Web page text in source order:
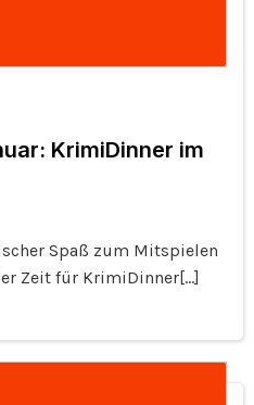
KrimiDinner im
Spaß zum Mitspielen
Zeit für KrimiDinner[…]